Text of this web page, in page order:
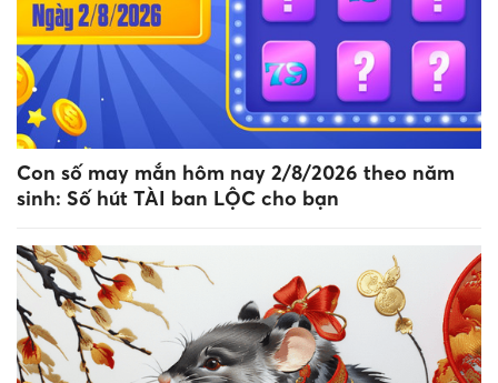
Con số may mắn hôm nay 2/8/2026 theo năm
sinh: Số hút TÀI ban LỘC cho bạn